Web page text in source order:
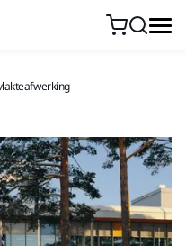
naar inhoud